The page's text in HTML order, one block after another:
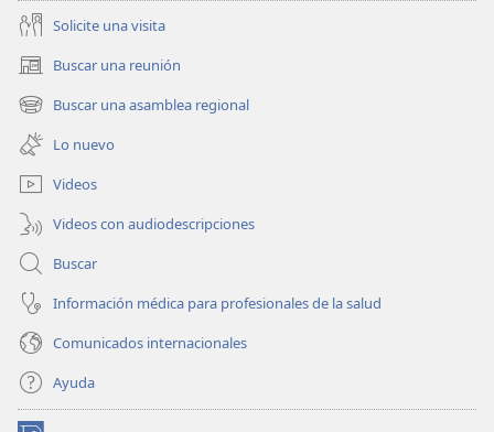
Solicite una visita
Buscar una reunión
(abre
una
nueva
ventana)
Buscar una asamblea regional
(abre
una
nueva
ventana)
Lo nuevo
Videos
Videos con audiodescripciones
Buscar
Información médica para profesionales de la salud
Comunicados internacionales
Ayuda